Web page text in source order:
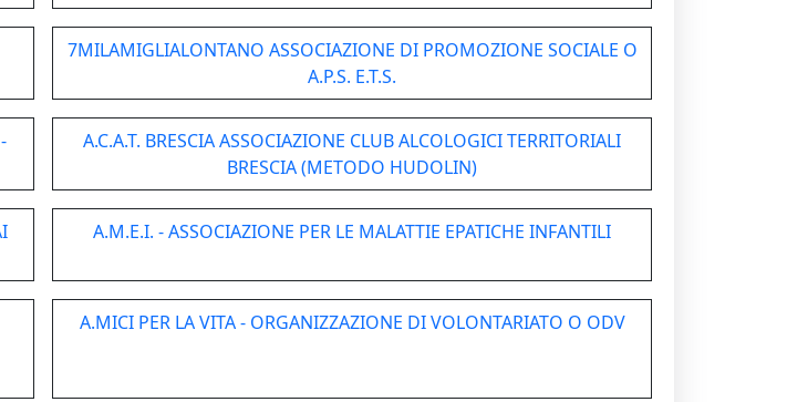
7MILAMIGLIALONTANO ASSOCIAZIONE DI PROMOZIONE SOCIALE O
A.P.S. E.T.S.
A.C.A.T. BRESCIA ASSOCIAZIONE CLUB ALCOLOGICI TERRITORIALI
BRESCIA (METODO HUDOLIN)
A.M.E.I. - ASSOCIAZIONE PER LE MALATTIE EPATICHE INFANTILI
A.MICI PER LA VITA - ORGANIZZAZIONE DI VOLONTARIATO O ODV